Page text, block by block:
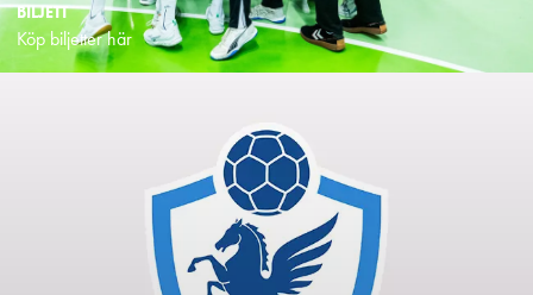
BILJETT
Köp biljetter här